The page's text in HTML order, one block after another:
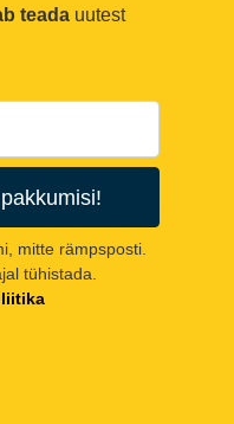
teada uutest
mitte rämpsposti.
tühistada.